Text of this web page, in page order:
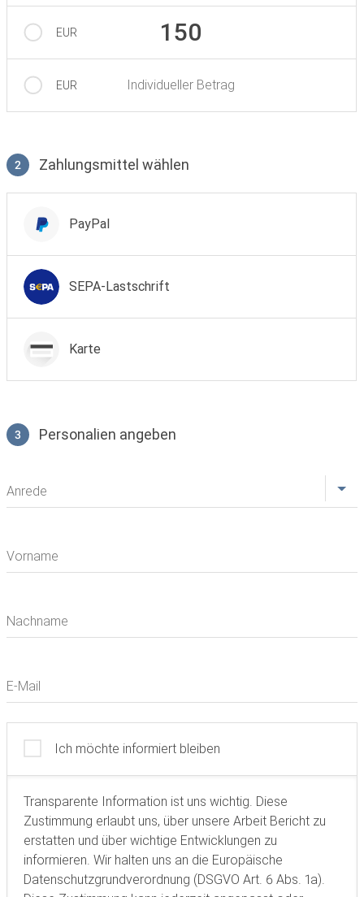
EUR 150
EUR Individueller Betrag
2 Zahlungsmittel wählen
PayPal
SEPA-Lastschrift
Karte
3 Personalien angeben
Anrede
Vorname
Nachname
E-Mail
Ich möchte informiert bleiben
Transparente Information ist uns wichtig. Diese
Zustimmung erlaubt uns, über unsere Arbeit Bericht zu
erstatten und über wichtige Entwicklungen zu
informieren. Wir halten uns an die Europäische
Datenschutzgrundverordnung (DSGVO Art. 6 Abs. 1a).